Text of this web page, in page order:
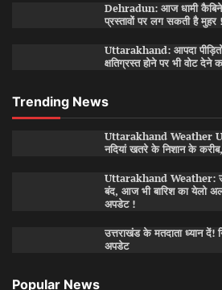
Dehradun: आज धामी
प्रस्तावों पर लग सकती है मुहर !
Uttarakhand: आपदा
क्षतिग्रस्त होने पर भी वोट देने
Trending News
Uttarakhand Weather
नदियां खतरे के निशान के
Uttarakhand Weather:
बंद, आज भी बारिश का येलो
अपडेट !
उत्तराखंड के मतदाता ध्यान दें!
अपडेट
Popular News